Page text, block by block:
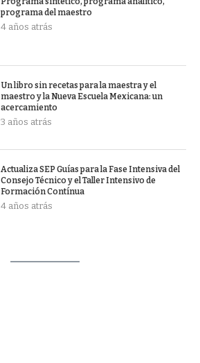
programa del maestro
4 años atrás
Un libro sin recetas para la maestra y el
maestro y la Nueva Escuela Mexicana: un
acercamiento
3 años atrás
Actualiza SEP Guías para la Fase Intensiva del
Consejo Técnico y el Taller Intensivo de
Formación Contínua
4 años atrás